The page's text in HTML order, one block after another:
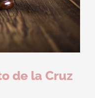
de la Cruz